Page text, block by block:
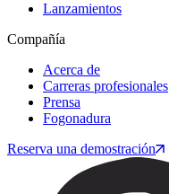
Lanzamientos
Compañía
Acerca de
Carreras profesionales
Prensa
Fogonadura
Reserva una demostración